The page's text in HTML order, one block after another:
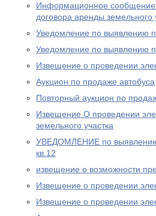
Информационное сообщение
договора аренды земельного
Уведомление по выявлению
Уведомление по выявлению
Извещение о проведении
Аукцион по продаже автобуса
Повторный аукцион по
Извещение О проведении
земельного участка
УВЕДОМЛЕНИЕ по выявлению
кв.12
извещение о возможности
Извещение о проведении
Извещение о проведении